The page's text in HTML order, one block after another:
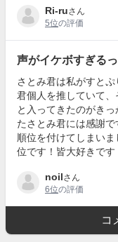
Ri-ruさん
5位の評価
声がイケボすぎるっ
さとみ君は私がすと
君個人を推していて、
と入ってきたのがき
たさとみ君には感謝で
順位を付けてしまい
位です！皆大好きです
noilさん
6位の評価
コ